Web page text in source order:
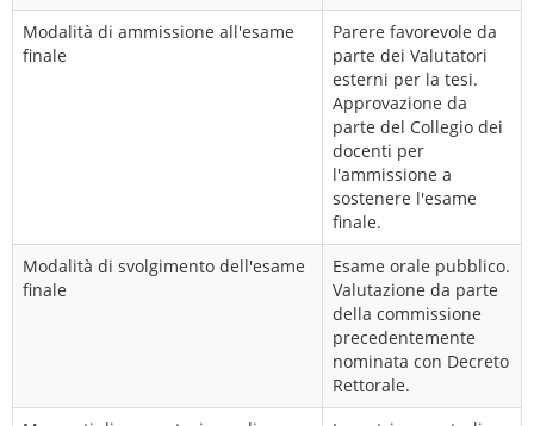
Modalità di ammissione all'esame
finale
Parere favorevole da
parte dei Valutatori
esterni per la tesi.
Approvazione da
parte del Collegio dei
docenti per
l'ammissione a
sostenere l'esame
finale.
Modalità di svolgimento dell'esame
finale
Esame orale pubblico.
Valutazione da parte
della commissione
precedentemente
nominata con Decreto
Rettorale.